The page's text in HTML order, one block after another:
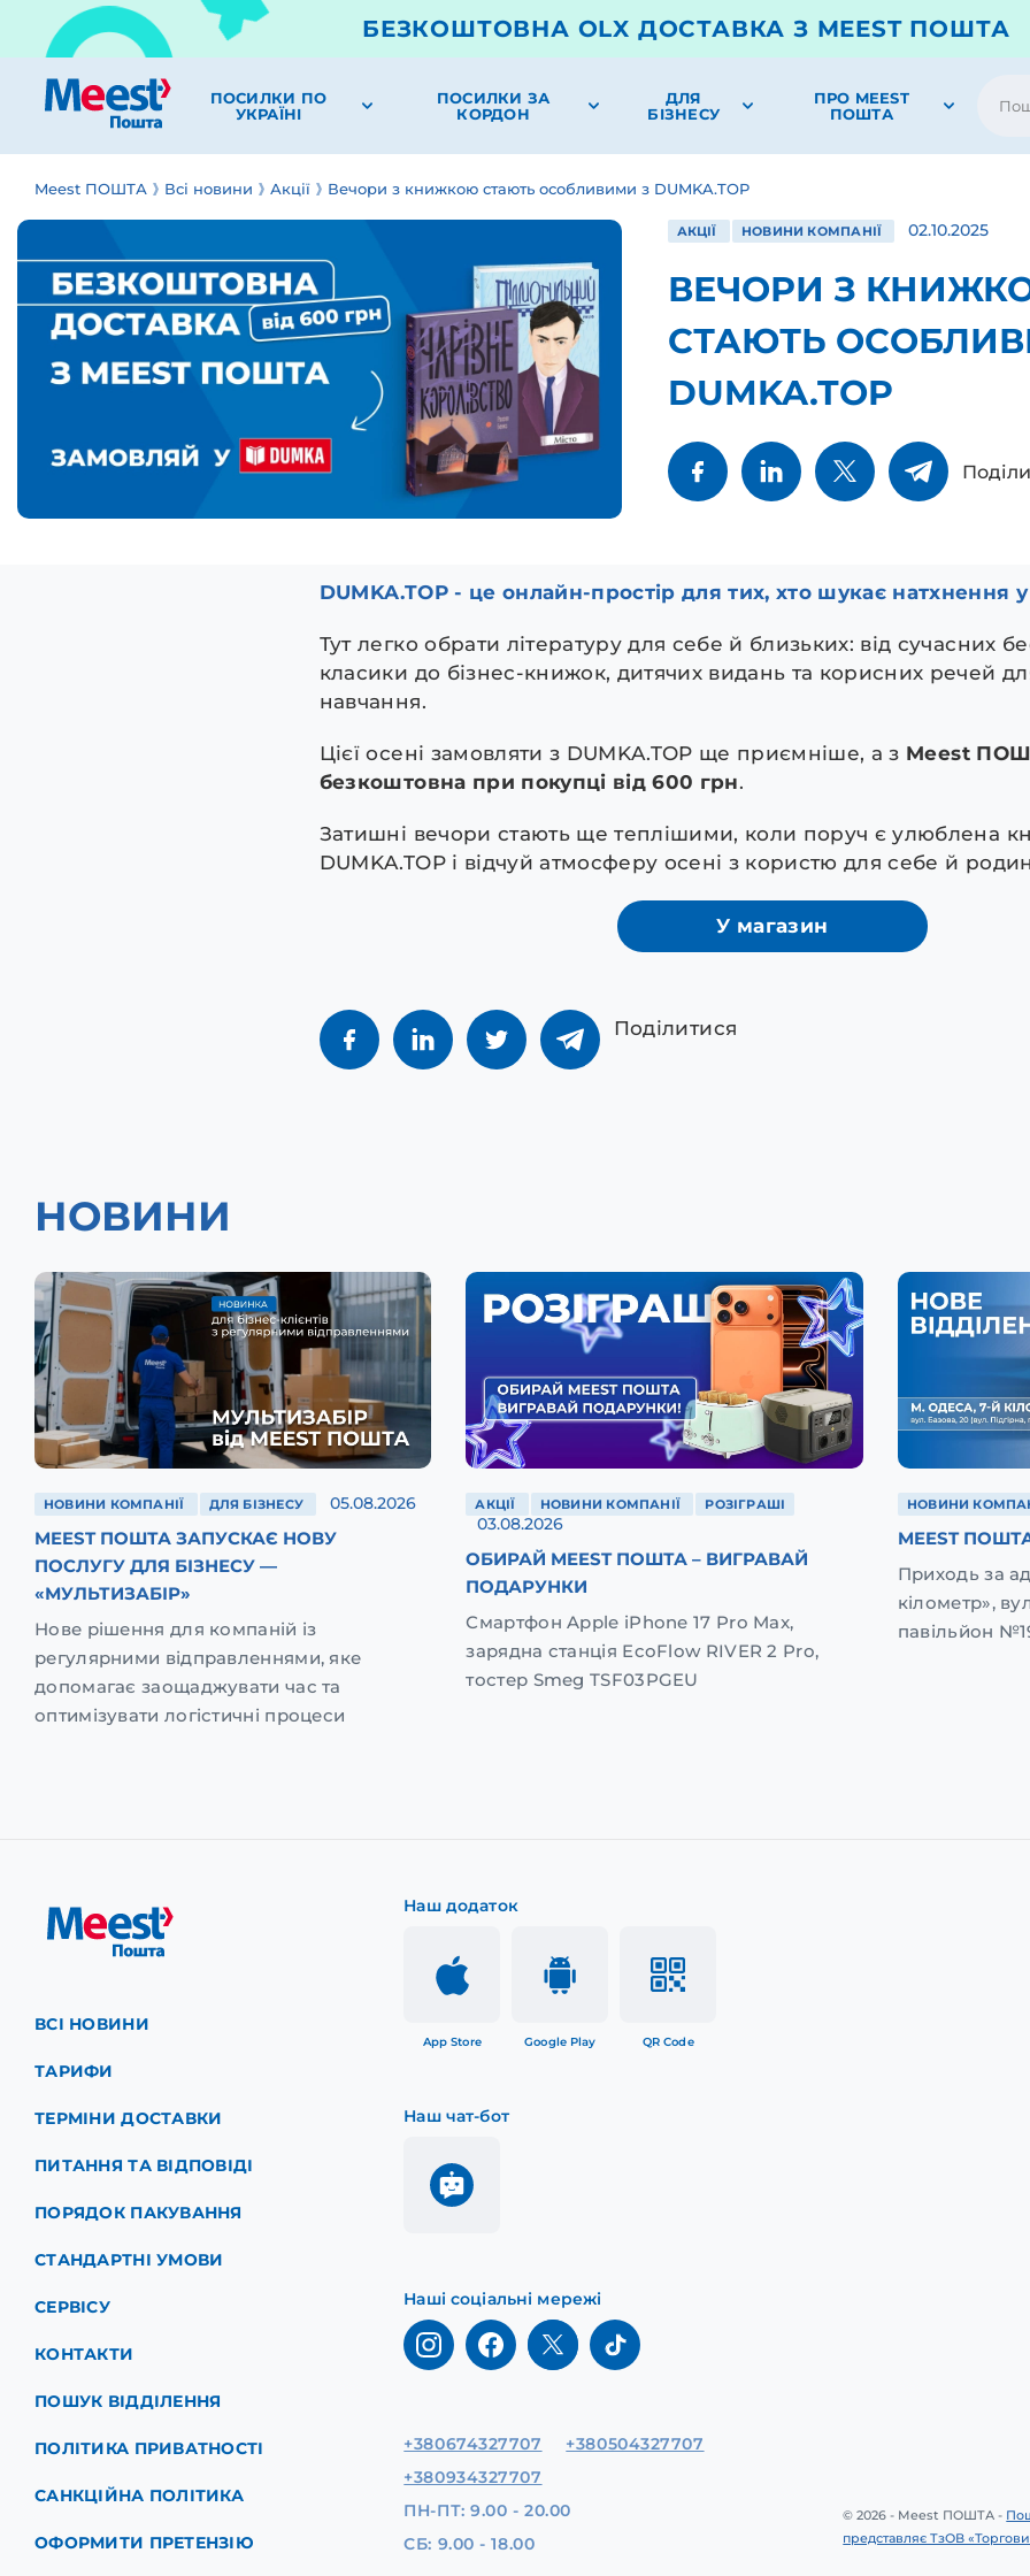
БЕЗКОШТОВНА OLX ДОСТАВКА З MEEST ПОШТА
ПОСИЛКИ ПО
УКРАЇНІ
ПОСИЛКИ ЗА
КОРДОН
ДЛЯ
БІЗНЕСУ
ПРО MEEST
ПОШТА
Meest ПОШТА Всі новини Акції Вечори з книжкою стають особливими з DUMKA.TOP
АКЦІЇ НОВИНИ КОМПАНІЇ 02.10.2025
ВЕЧОРИ З
СТАЮТЬ
DUMKA.TOP
DUMKA.TOP - це онлайн-простір для тих, хто шукає натхнення
Тут легко обрати літературу для себе й близьких: від сучасних
класики до бізнес-книжок, дитячих видань та корисних речей
навчання.
Цієї осені замовляти з DUMKA.TOP ще приємніше, а з Meest
безкоштовна при покупці від 600 грн.
Затишні вечори стають ще теплішими, коли поруч є улюблена
DUMKA.TOP і відчуй атмосферу осені з користю для себе й
У магазин
Поділитися
НОВИНИ
НОВИНИ КОМПАНІЇ ДЛЯ БІЗНЕСУ 05.08.2026
MEEST ПОШТА ЗАПУСКАЄ НОВУ
ПОСЛУГУ ДЛЯ БІЗНЕСУ —
«МУЛЬТИЗАБІР»
Нове рішення для компаній із
регулярними відправленнями, яке
допомагає заощаджувати час та
оптимізувати логістичні процеси
АКЦІЇ НОВИНИ КОМПАНІЇ РОЗІГРАШІ
03.08.2026
ОБИРАЙ MEEST ПОШТА – ВИГРАВАЙ
ПОДАРУНКИ
Смартфон Apple iPhone 17 Pro Max,
зарядна станція EcoFlow RIVER 2 Pro,
тостер Smeg TSF03PGEU
НОВИНИ
MEEST
Приходь за
кілометр»,
павільйон
ВСІ НОВИНИ
ТАРИФИ
ТЕРМІНИ ДОСТАВКИ
ПИТАННЯ ТА ВІДПОВІДІ
ПОРЯДОК ПАКУВАННЯ
СТАНДАРТНІ УМОВИ
СЕРВІСУ
КОНТАКТИ
ПОШУК ВІДДІЛЕННЯ
ПОЛІТИКА ПРИВАТНОСТІ
САНКЦІЙНА ПОЛІТИКА
ОФОРМИТИ ПРЕТЕНЗІЮ
Наш додаток
App Store Google Play QR Code
Наш чат-бот
Наші соціальні мережі
+380674327707
+380504327707
+380934327707
ПН-ПТ: 9.00 - 20.00
СБ: 9.00 - 18.00
© 2026 - Meest ПОШТА -
представляє ТзОВ